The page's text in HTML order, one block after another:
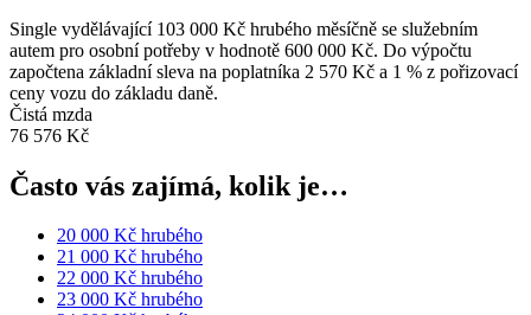
Single vydělávající 103 000 Kč hrubého měsíčně se služebním
autem pro osobní potřeby v hodnotě 600 000 Kč. Do výpočtu
započtena základní sleva na poplatníka 2 570 Kč a 1 % z pořizovací
ceny vozu do základu daně.
Čistá mzda
76 576 Kč
Často vás zajímá, kolik je…
20 000 Kč hrubého
21 000 Kč hrubého
22 000 Kč hrubého
23 000 Kč hrubého